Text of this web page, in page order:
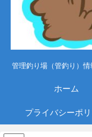
管理釣り場（管釣り）
ホーム
プライバシーポ